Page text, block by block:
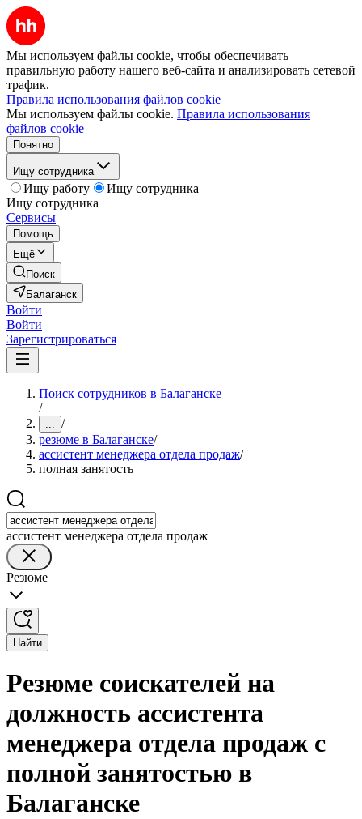
Мы используем файлы cookie, чтобы обеспечивать
правильную работу нашего веб-сайта и анализировать сетевой
трафик.
Правила использования файлов cookie
Мы используем файлы cookie. Правила использования
файлов cookie
Понятно
Ищу сотрудника
Ищу работу
Ищу сотрудника
Ищу сотрудника
Сервисы
Помощь
Ещё
Поиск
Балаганск
Войти
Войти
Зарегистрироваться
Поиск сотрудников в Балаганске
/
... /
резюме в Балаганске/
ассистент менеджера отдела продаж/
полная занятость
ассистент менеджера отдела продаж
Резюме
Найти
Резюме соискателей на
должность ассистента
менеджера отдела продаж с
полной занятостью в
Балаганске